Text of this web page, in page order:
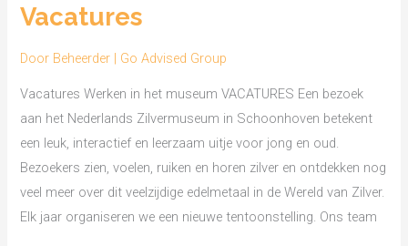
Vacatures
Door Beheerder | Go Advised Group
Vacatures Werken in het museum VACATURES Een bezoek
aan het Nederlands Zilvermuseum in Schoonhoven betekent
een leuk, interactief en leerzaam uitje voor jong en oud.
Bezoekers zien, voelen, ruiken en horen zilver en ontdekken nog
veel meer over dit veelzijdige edelmetaal in de Wereld van Zilver.
Elk jaar organiseren we een nieuwe tentoonstelling. Ons team